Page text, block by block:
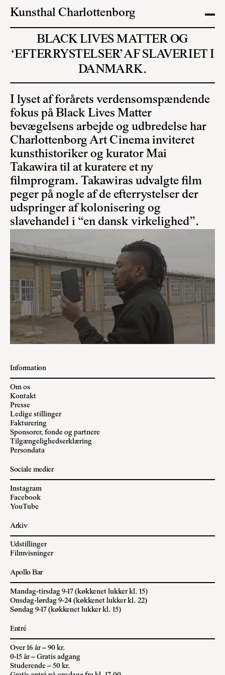
Kunsthal Charlottenborg
BLACK LIVES MATTER OG
‘EFTERRYSTELSER’ AF SLAVERIET I
DANMARK.
I lyset af forårets verdensomspændende
fokus på Black Lives Matter
bevægelsens arbejde og udbredelse har
Charlottenborg Art Cinema inviteret
kunsthistoriker og kurator Mai
Takawira til at kuratere et ny
filmprogram. Takawiras udvalgte film
peger på nogle af de efterrystelser der
udspringer af kolonisering og
slavehandel i “en dansk virkelighed”.
Information
Om os
Kontakt
Presse
Ledige stillinger
Fakturering
Sponsorer, fonde og partnere
Tilgængelighedserklæring
Persondata
Sociale medier
Instagram
Facebook
YouTube
Arkiv
Udstillinger
Filmvisninger
Apollo Bar
Mandag-tirsdag 9-17 (køkkenet lukker kl. 15)
Onsdag-lørdag 9-24 (køkkenet lukker kl. 22)
Søndag 9-17 (køkkenet lukker kl. 15)
Entré
Over 16 år – 90 kr.
0-15 år – Gratis adgang
Studerende – 50 kr.